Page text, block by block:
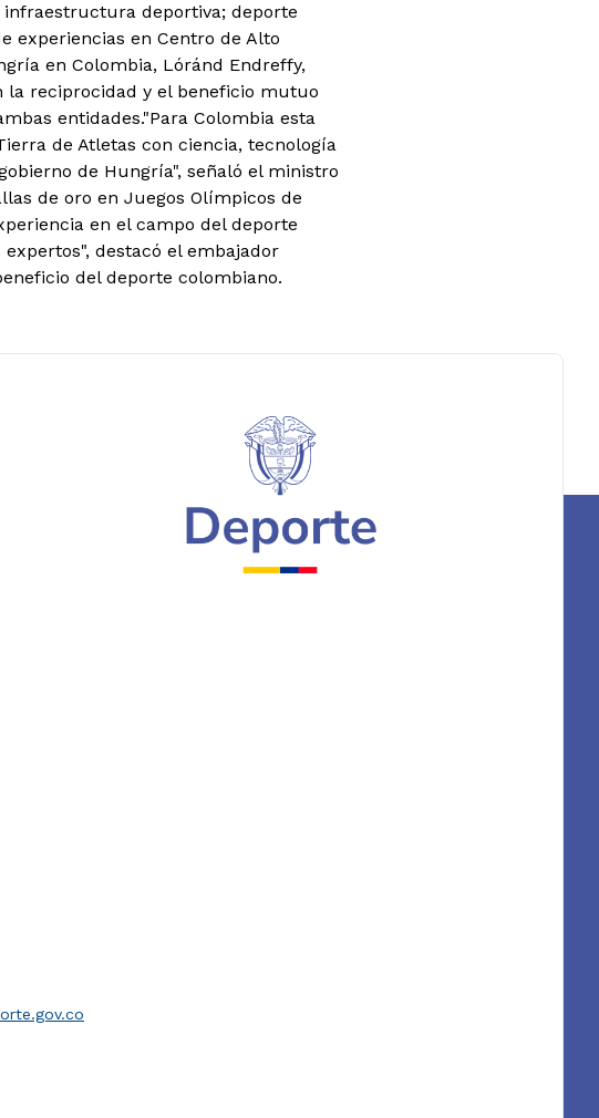
deportiva; deporte
experiencias en Centro de Alto
en Colombia, Lóránd Endreffy,
la reciprocidad y el beneficio mutuo
entidades."Para Colombia esta
de Atletas con ciencia, tecnología
de Hungría", señaló el ministro
de oro en Juegos Olímpicos de
en el campo del deporte
destacó el embajador
del deporte colombiano.